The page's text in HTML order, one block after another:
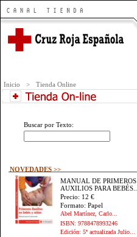
Inicio > Tienda Online
Buscar por Texto:
NOVEDADES >>
MANUAL DE PRIMEROS
AUXILIOS PARA BEBÉS...
Precio: 12 €
Formato: Papel
Abel Martínez, Carlo...
ISBN: 9788478993246
Edición: 5ª actualizada Julio...